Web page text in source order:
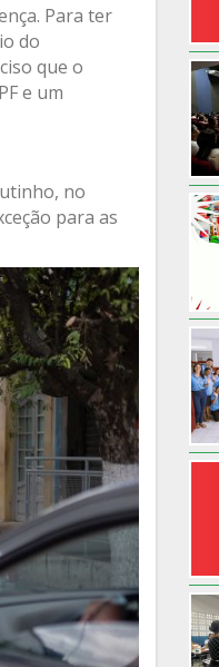
Para ter
do
que o
e um
no
para as